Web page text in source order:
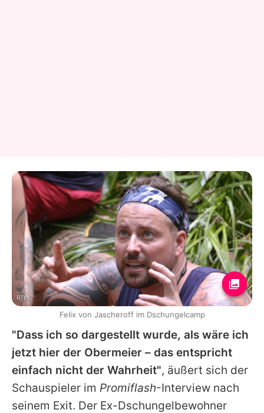
"Dass ich so dargestellt wurde, als wäre ich
jetzt hier der Obermeier – das entspricht
einfach nicht der Wahrheit", äußert sich der
Schauspieler im Promiflash-Interview nach
seinem Exit. Der Ex-Dschungelbewohner
RTL
Felix von Jascheroff im Dschungelcamp